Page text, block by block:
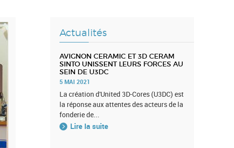
Actualités
AVIGNON CERAMIC ET 3D CERAM
SINTO UNISSENT LEURS FORCES AU
SEIN DE U3DC
5 MAI 2021
La création d'United 3D-Cores (U3DC) est
la réponse aux attentes des acteurs de la
fonderie de...
Lire la suite